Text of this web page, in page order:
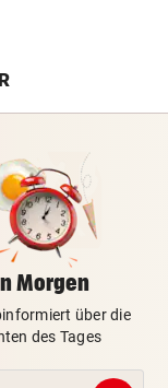
Morgen
über die
des Tages